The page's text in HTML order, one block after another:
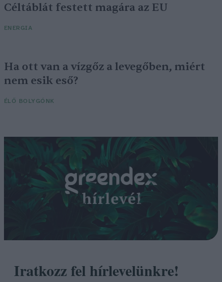
Céltáblát festett magára az EU
ENERGIA
Ha ott van a vízgőz a levegőben, miért
nem esik eső?
ÉLŐ BOLYGÓNK
Iratkozz fel hírlevelünkre!